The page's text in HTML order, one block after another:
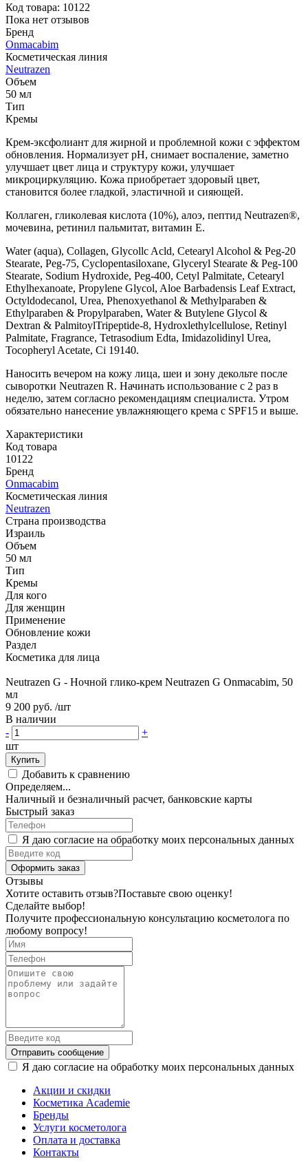
Код товара: 10122
Пока нет отзывов
Бренд
Onmacabim
Косметическая линия
Neutrazen
Объем
50 мл
Тип
Кремы
Крем-эксфолиант для жирной и проблемной кожи с эффектом
обновления. Нормализует pH, снимает воспаление, заметно
улучшает цвет лица и структуру кожи, улучшает
микроциркуляцию. Кожа приобретает здоровый цвет,
становится более гладкой, эластичной и сияющей.
Коллаген, гликолевая кислота (10%), алоэ, пептид Neutrazen®,
мочевина, ретинил пальмитат, витамин Е.
Water (aqua), Collagen, Glycollc Acld, Cetearyl Alcohol & Peg-20
Stearate, Peg-75, Cyclopentasiloxane, Glyceryl Stearate & Peg-100
Stearate, Sodium Hydroxide, Peg-400, Cetyl Palmitate, Cetearyl
Ethylhexanoate, Propylene Glycol, Aloe Barbadensis Leaf Extract,
Octyldodecanol, Urea, Phenoxyethanol & Methylparaben &
Ethylparaben & Propylparaben, Water & Butylene Glycol &
Dextran & PalmitoylTripeptide-8, Hydroxlethylcellulose, Retinyl
Palmitate, Fragrance, Tetrasodium Edta, Imidazolidinyl Urea,
Tocopheryl Acetate, Ci 19140.
Наносить вечером на кожу лица, шеи и зону декольте после
сыворотки Neutrazen R. Начинать использование с 2 раз в
неделю, затем согласно рекомендациям специалиста. Утром
обязательно нанесение увлажняющего крема с SPF15 и выше.
Характеристики
Код товара
10122
Бренд
Onmacabim
Косметическая линия
Neutrazen
Страна производства
Израиль
Объем
50 мл
Тип
Кремы
Для кого
Для женщин
Применение
Обновление кожи
Раздел
Косметика для лица
Neutrazen G - Ночной глико-крем Neutrazen G Onmacabim, 50
мл
9 200 руб. /шт
В наличии
-
+
шт
Купить
Добавить к сравнению
Определяем...
Наличный и безналичный расчет, банковские карты
Быстрый заказ
Я даю согласие на обработку моих персональных данных
Оформить заказ
Отзывы
Хотите оставить отзыв?Поставьте свою оценку!
Сделайте выбор!
Получите профессиональную консультацию косметолога по
любому вопросу!
Отправить сообщение
Я даю согласие на обработку моих персональных данных
Акции и скидки
Косметика Academie
Бренды
Услуги косметолога
Оплата и доставка
Контакты